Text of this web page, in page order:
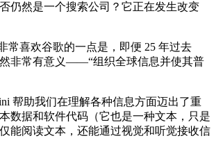
仍然是一个搜索公司？它正在发生改变
喜欢谷歌的一点是，即便 25 年过去
非常有意义——“组织全球信息并使其普
助我们在理解各种信息方面迈出了重
据和软件代码（它也是一种文本，只是
能阅读文本，还能通过视觉和听觉接收信